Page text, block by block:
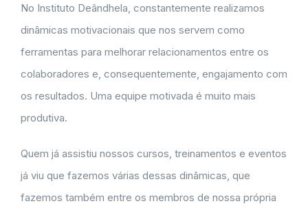
No Instituto Deândhela, constantemente realizamos
dinâmicas motivacionais que nos servem como
ferramentas para melhorar relacionamentos entre os
colaboradores e, consequentemente, engajamento com
os resultados. Uma equipe motivada é muito mais
produtiva.
Quem já assistiu nossos cursos, treinamentos e eventos
já viu que fazemos várias dessas dinâmicas, que
fazemos também entre os membros de nossa própria